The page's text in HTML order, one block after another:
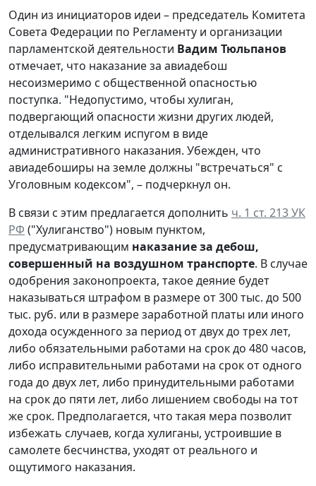
Один из инициаторов идеи – председатель Комитета
Совета Федерации по Регламенту и организации
парламентской деятельности Вадим Тюльпанов
отмечает, что наказание за авиадебош
несоизмеримо с общественной опасностью
поступка. "Недопустимо, чтобы хулиган,
подвергающий опасности жизни других людей,
отделывался легким испугом в виде
административного наказания. Убежден, что
авиадебоширы на земле должны "встречаться" с
Уголовным кодексом", – подчеркнул он.
В связи с этим предлагается дополнить ч. 1 ст. 213 УК
РФ ("Хулиганство") новым пунктом,
предусматривающим наказание за дебош,
совершенный на воздушном транспорте. В случае
одобрения законопроекта, такое деяние будет
наказываться штрафом в размере от 300 тыс. до 500
тыс. руб. или в размере заработной платы или иного
дохода осужденного за период от двух до трех лет,
либо обязательными работами на срок до 480 часов,
либо исправительными работами на срок от одного
года до двух лет, либо принудительными работами
на срок до пяти лет, либо лишением свободы на тот
же срок. Предполагается, что такая мера позволит
избежать случаев, когда хулиганы, устроившие в
самолете бесчинства, уходят от реального и
ощутимого наказания.